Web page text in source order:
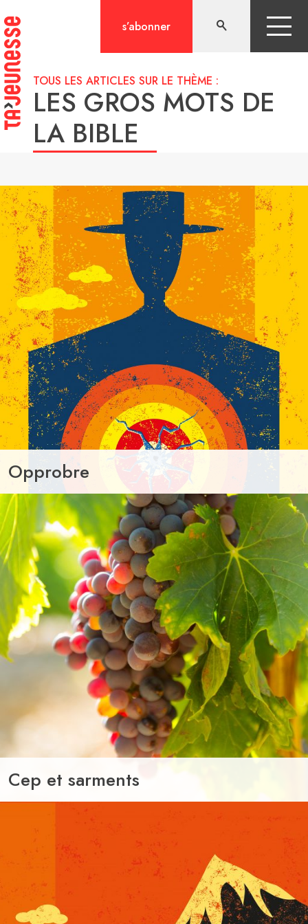
au
contenu
s’abonner
TOUS LES ARTICLES SUR LE THÈME :
LES GROS MOTS DE
LA BIBLE
Opprobre
Cep et sarments